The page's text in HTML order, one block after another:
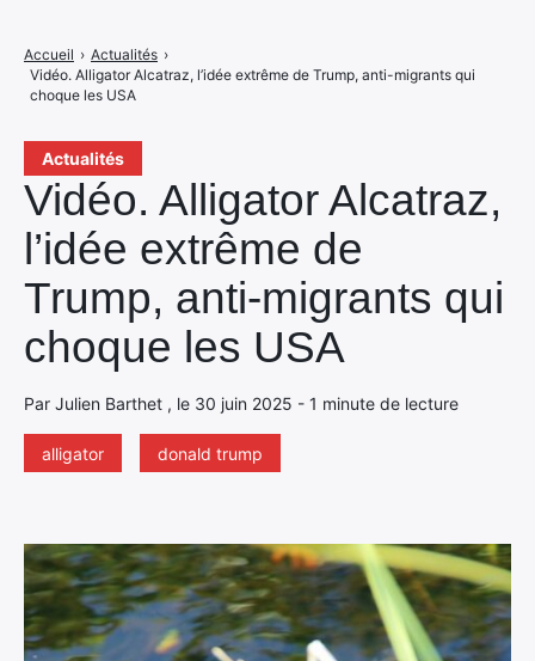
Actualités
Vidéo. Alligator Alcatraz,
l’idée extrême de
Trump, anti-migrants qui
choque les USA
Par Julien Barthet , le 30 juin 2025 - 1 minute de lecture
alligator donald trump
Accueil › Actualités ›
Vidéo. Alligator Alcatraz, l’idée extrême de Trump, anti-migrants qui
choque les USA